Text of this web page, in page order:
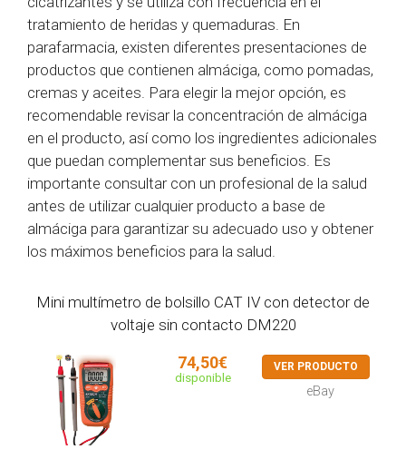
tratamiento de heridas y quemaduras. En
parafarmacia, existen diferentes presentaciones de
productos que contienen almáciga, como pomadas,
cremas y aceites. Para elegir la mejor opción, es
recomendable revisar la concentración de almáciga
en el producto, así como los ingredientes adicionales
que puedan complementar sus beneficios. Es
importante consultar con un profesional de la salud
antes de utilizar cualquier producto a base de
almáciga para garantizar su adecuado uso y obtener
los máximos beneficios para la salud.
Mini multímetro de bolsillo CAT IV con detector de
voltaje sin contacto DM220
74,50€
disponible
VER PRODUCTO
eBay